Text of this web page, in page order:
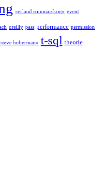
«erland sommarskog» event
oreilly pass performance permission
hoberman» t-sql theorie